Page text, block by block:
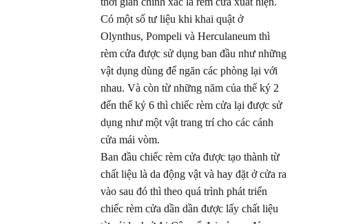
Có một số tư liệu khi khai quật ở
Olynthus, Pompeli và Herculaneum thì
rèm cửa được sử dụng ban đầu như những
vật dụng dùng để ngăn các phòng lại với
nhau. Và còn từ những năm của thế ký 2
đến thế kỷ 6 thì chiếc rèm cửa lại được sử
dụng như một vật trang trí cho các cánh
cửa mái vòm.
Ban đầu chiếc rèm cửa được tạo thành từ
chất liệu là da động vật và hay đặt ở cửa ra
vào sau đó thì theo quá trình phát triển
chiếc rèm cửa dần dần được lấy chất liệu